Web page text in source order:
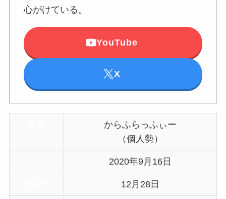
心がけている。
YouTube
X
からふらっふぃー
（個人勢）
2020年9月16日
12月28日